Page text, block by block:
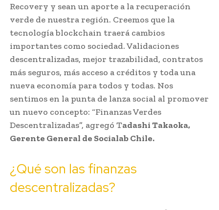
Recovery y sean un aporte a la recuperación
verde de nuestra región. Creemos que la
tecnología blockchain traerá cambios
importantes como sociedad. Validaciones
descentralizadas, mejor trazabilidad, contratos
más seguros, más acceso a créditos y toda una
nueva economía para todos y todas. Nos
sentimos en la punta de lanza social al promover
un nuevo concepto: “Finanzas Verdes
Descentralizadas”, agregó Tadashi Takaoka,
Gerente General de Socialab Chile.
¿Qué son las finanzas
descentralizadas?